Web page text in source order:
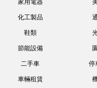
家用電器
化工製品
鞋類
節能設備
二手車 停
車輛租賃